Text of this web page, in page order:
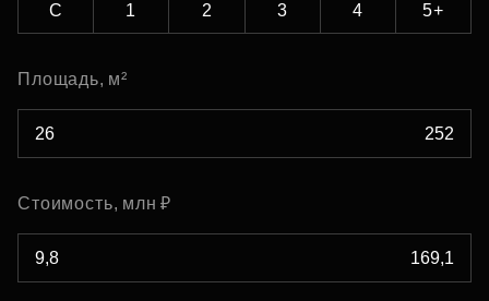
С 1 2 3 4 5+
Площадь, м²
Стоимость, млн ₽